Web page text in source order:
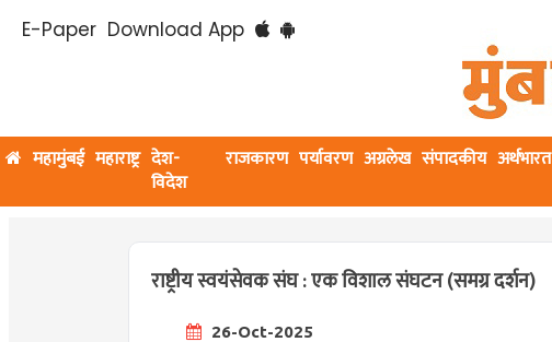
E-Paper Download App
महामुंबई महाराष्ट्र देश-
विदेश
राजकारण पर्यावरण अग्रलेख संपादकीय अर्थभारत
राष्ट्रीय स्वयंसेवक संघ : एक विशाल संघटन (समग्र दर्शन)
26-Oct-2025